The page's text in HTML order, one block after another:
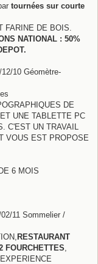
tournées sur courte
FARINE DE BOIS.
NATIONAL : 50%
10 Géomètre-
DE
UNE TABLETTE PC
C'EST UN TRAVAIL
VOUS EST PROPOSE
6 MOIS
11 Sommelier /
RESTAURANT
FOURCHETTES